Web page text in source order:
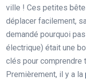
ville ! Ces petites
déplacer facilement,
demandé pourquoi
électrique) était une
clés pour comprendre
Premièrement, il y a la